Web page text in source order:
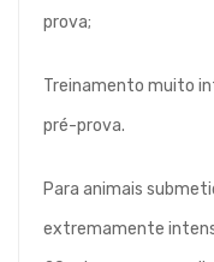
prova;
Treinamento muito
pré-prova.
Para animais
extremamente